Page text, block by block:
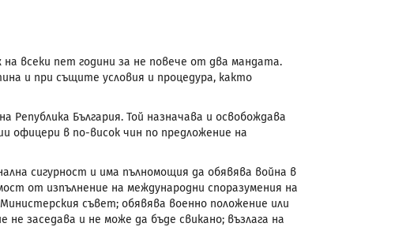
всеки пет години за не повече от два мандата.
и при същите условия и процедура, както
България. Той назначава и освобождава
офицери в по-висок чин по предложение на
сигурност и има пълномощия да обявява война в
от изпълнение на международни споразумения на
съвет; обявява военно положение или
заседава и не може да бъде свикано; възлага на